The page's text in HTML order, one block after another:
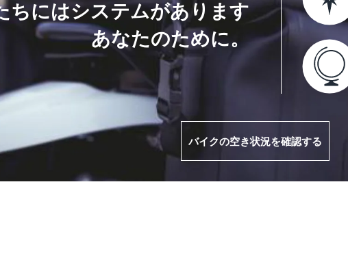
ちにはシステムがあります
あなたのために。
バイクの空き状況を確認する